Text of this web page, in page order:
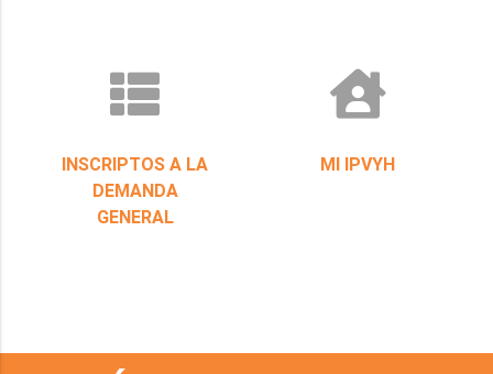
INSCRIPTOS A LA
DEMANDA
GENERAL
MI IPVYH